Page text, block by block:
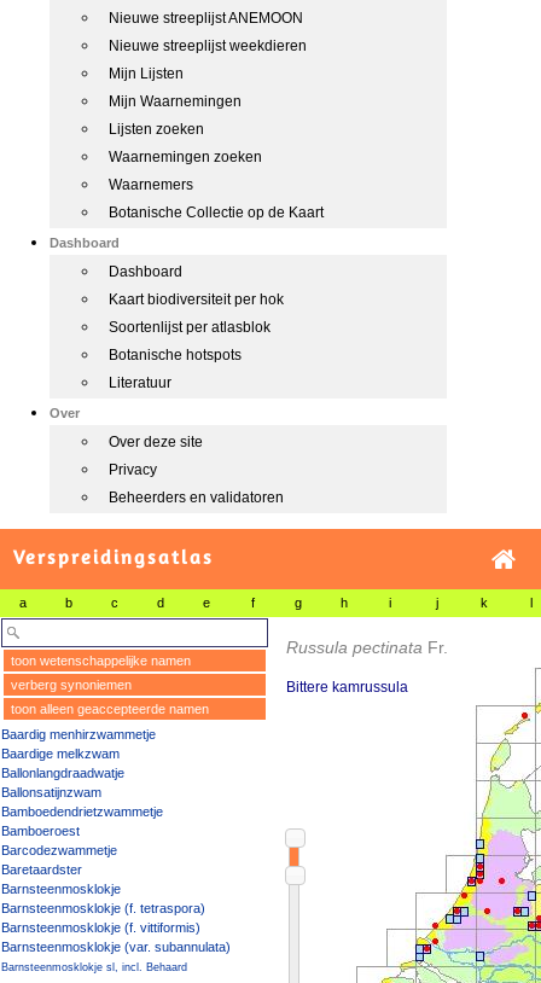
Nieuwe streeplijst ANEMOON
Nieuwe streeplijst weekdieren
Mijn Lijsten
Mijn Waarnemingen
Lijsten zoeken
Waarnemingen zoeken
Waarnemers
Botanische Collectie op de Kaart
Dashboard
Dashboard
Kaart biodiversiteit per hok
Soortenlijst per atlasblok
Botanische hotspots
Literatuur
Over
Over deze site
Privacy
Beheerders en validatoren
Verspreidingsatlas
a b c d e f g h i j k l
toon wetenschappelijke namen
verberg synoniemen
toon alleen geaccepteerde namen
Baardig menhirzwammetje
Baardige melkzwam
Ballonlangdraadwatje
Ballonsatijnzwam
Bamboedendrietzwammetje
Bamboeroest
Barcodezwammetje
Baretaardster
Barnsteenmosklokje
Barnsteenmosklokje (f. tetraspora)
Barnsteenmosklokje (f. vittiformis)
Barnsteenmosklokje (var. subannulata)
Barnsteenmosklokje sl, incl. Behaard
Russula pectinata Fr.
Bittere kamrussula